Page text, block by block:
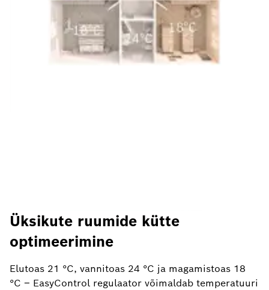
Üksikute ruumide kütte
optimeerimine
Elutoas 21 °C, vannitoas 24 °C ja magamistoas 18
°C ​​– EasyControl regulaator võimaldab temperatuuri